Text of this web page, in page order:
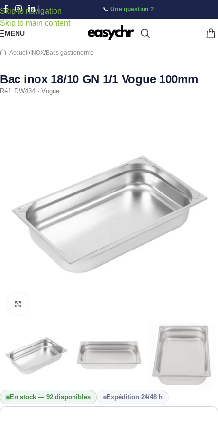
Skip to navigation
Skip to main content
📞Une question ?
MENU
Accueil /INOX/Bacs gastronorme
Bac inox 18/10 GN 1/1 Vogue 100mm
Réf. DW434 · Vogue
En stock — 92 disponibles Expédition 24/48 h